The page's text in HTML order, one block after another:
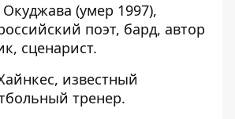
(умер 1997),
поэт, бард, автор
сценарист.
известный
тренер.